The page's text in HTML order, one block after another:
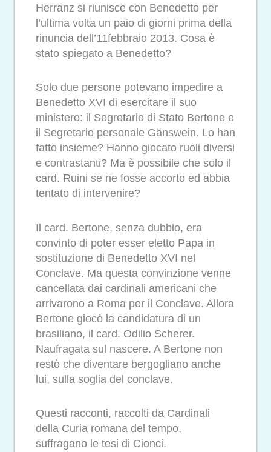
Herranz si riunisce con Benedetto per
l’ultima volta un paio di giorni prima della
rinuncia dell’11febbraio 2013. Cosa è
stato spiegato a Benedetto?
Solo due persone potevano impedire a
Benedetto XVI di esercitare il suo
ministero: il Segretario di Stato Bertone e
il Segretario personale Gänswein. Lo han
fatto insieme? Hanno giocato ruoli diversi
e contrastanti? Ma è possibile che solo il
card. Ruini se ne fosse accorto ed abbia
tentato di intervenire?
Il card. Bertone, senza dubbio, era
convinto di poter esser eletto Papa in
sostituzione di Benedetto XVI nel
Conclave. Ma questa convinzione venne
cancellata dai cardinali americani che
arrivarono a Roma per il Conclave. Allora
Bertone giocò la candidatura di un
brasiliano, il card. Odilio Scherer.
Naufragata sul nascere. A Bertone non
restò che diventare bergogliano anche
lui, sulla soglia del conclave.
Questi racconti, raccolti da Cardinali
della Curia romana del tempo,
suffragano le tesi di Cionci.